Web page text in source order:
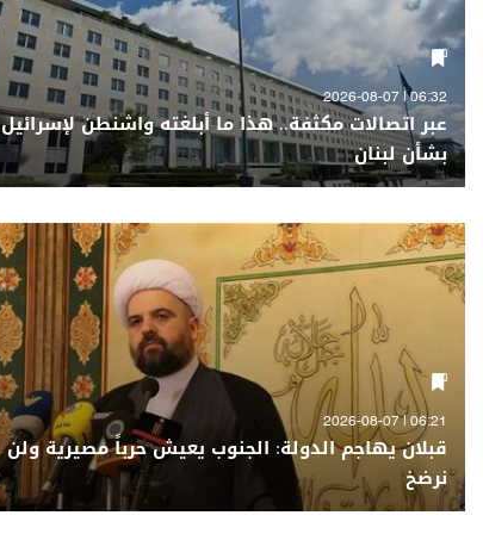
06:32 | 2026-08-07
عبر اتصالات مكثفة.. هذا ما أبلغته واشنطن لإسرائيل
بشأن لبنان
06:21 | 2026-08-07
قبلان يهاجم الدولة: الجنوب يعيش حرباً مصيرية ولن
نرضخ